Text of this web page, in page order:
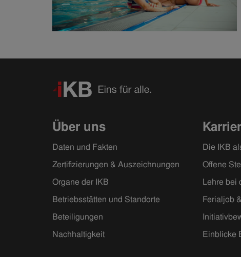
Über uns
Daten und Fakten
Zertifizierungen & Auszeichnungen
Organe der IKB
Betriebsstätten und Standorte
Beteiligungen
Nachhaltigkeit
Die IKB
Offene
Lehre bei
Ferialjob
Einblicke